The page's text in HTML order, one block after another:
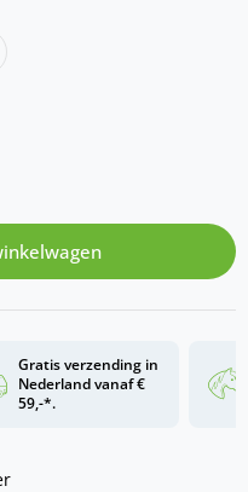
Gratis verzending in
Nederland vanaf €
59,-*.